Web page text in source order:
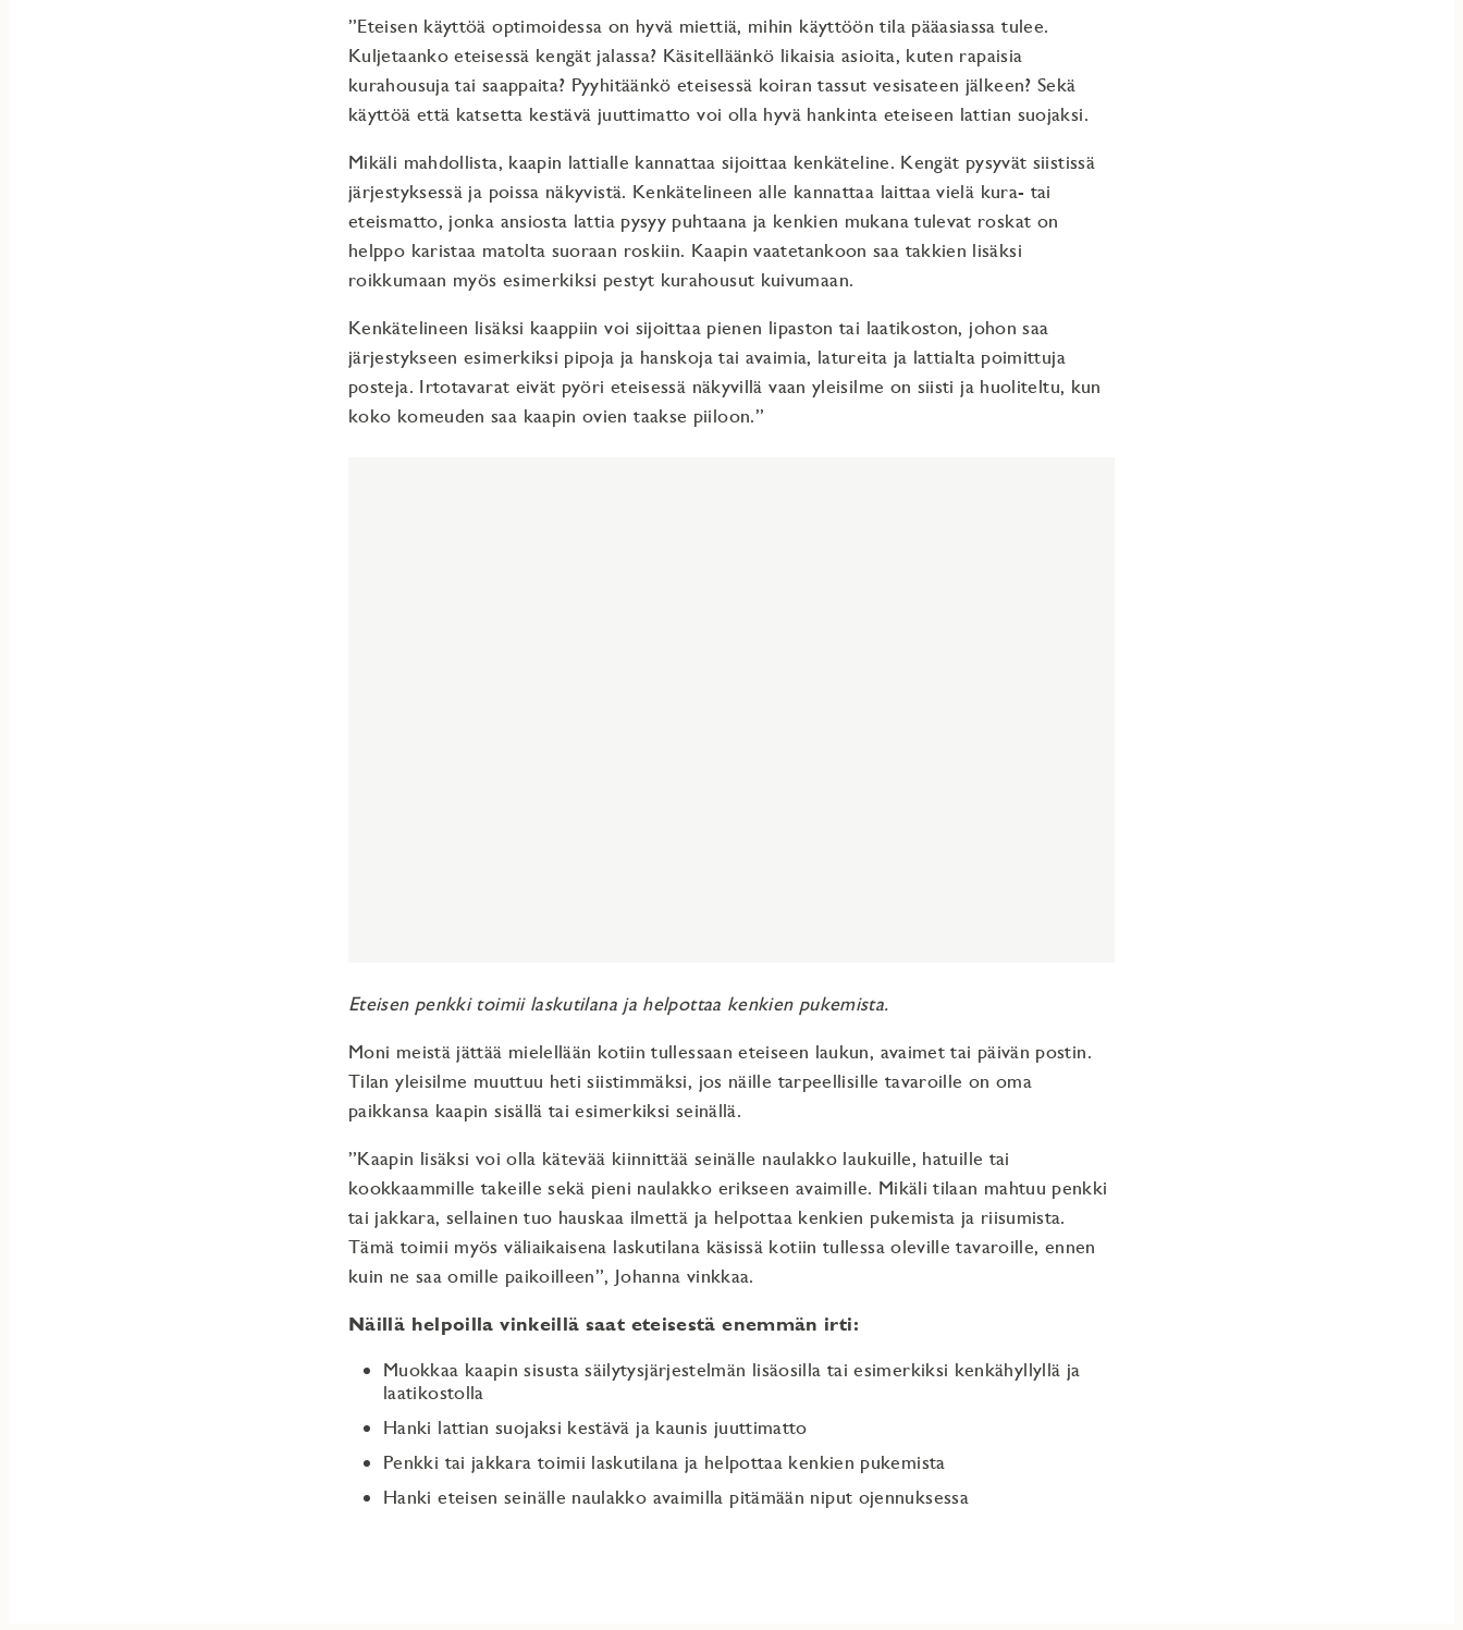
”Eteisen käyttöä optimoidessa on hyvä miettiä, mihin käyttöön tila pääasiassa tulee.
Kuljetaanko eteisessä kengät jalassa? Käsitelläänkö likaisia asioita, kuten rapaisia
kurahousuja tai saappaita? Pyyhitäänkö eteisessä koiran tassut vesisateen jälkeen? Sekä
käyttöä että katsetta kestävä juuttimatto voi olla hyvä hankinta eteiseen lattian suojaksi.
Mikäli mahdollista, kaapin lattialle kannattaa sijoittaa kenkäteline. Kengät pysyvät siistissä
järjestyksessä ja poissa näkyvistä. Kenkätelineen alle kannattaa laittaa vielä kura- tai
eteismatto, jonka ansiosta lattia pysyy puhtaana ja kenkien mukana tulevat roskat on
helppo karistaa matolta suoraan roskiin. Kaapin vaatetankoon saa takkien lisäksi
roikkumaan myös esimerkiksi pestyt kurahousut kuivumaan.
Kenkätelineen lisäksi kaappiin voi sijoittaa pienen lipaston tai laatikoston, johon saa
järjestykseen esimerkiksi pipoja ja hanskoja tai avaimia, latureita ja lattialta poimittuja
posteja. Irtotavarat eivät pyöri eteisessä näkyvillä vaan yleisilme on siisti ja huoliteltu, kun
koko komeuden saa kaapin ovien taakse piiloon.”
Eteisen penkki toimii laskutilana ja helpottaa kenkien pukemista.
Moni meistä jättää mielellään kotiin tullessaan eteiseen laukun, avaimet tai päivän postin.
Tilan yleisilme muuttuu heti siistimmäksi, jos näille tarpeellisille tavaroille on oma
paikkansa kaapin sisällä tai esimerkiksi seinällä.
”Kaapin lisäksi voi olla kätevää kiinnittää seinälle naulakko laukuille, hatuille tai
kookkaammille takeille sekä pieni naulakko erikseen avaimille. Mikäli tilaan mahtuu penkki
tai jakkara, sellainen tuo hauskaa ilmettä ja helpottaa kenkien pukemista ja riisumista.
Tämä toimii myös väliaikaisena laskutilana käsissä kotiin tullessa oleville tavaroille, ennen
kuin ne saa omille paikoilleen”, Johanna vinkkaa.
Näillä helpoilla vinkeillä saat eteisestä enemmän irti:
Muokkaa kaapin sisusta säilytysjärjestelmän lisäosilla tai esimerkiksi kenkähyllyllä ja
laatikostolla
Hanki lattian suojaksi kestävä ja kaunis juuttimatto
Penkki tai jakkara toimii laskutilana ja helpottaa kenkien pukemista
Hanki eteisen seinälle naulakko avaimilla pitämään niput ojennuksessa